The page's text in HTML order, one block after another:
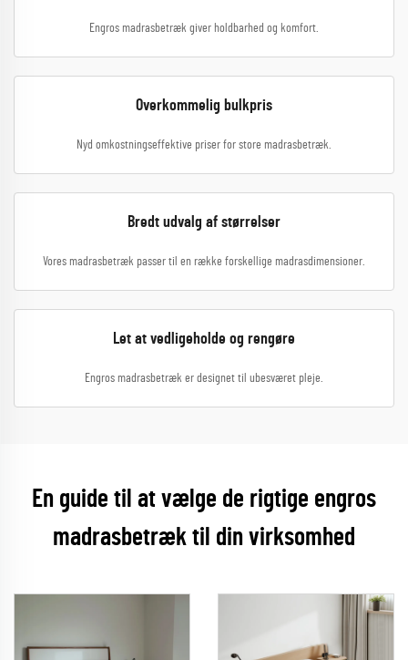
Engros madrasbetræk giver holdbarhed og komfort.
Overkommelig bulkpris
Nyd omkostningseffektive priser for store madrasbetræk.
Bredt udvalg af størrelser
Vores madrasbetræk passer til en række forskellige madrasdimensioner.
Let at vedligeholde og rengøre
Engros madrasbetræk er designet til ubesværet pleje.
En guide til at vælge de rigtige engros
madrasbetræk til din virksomhed